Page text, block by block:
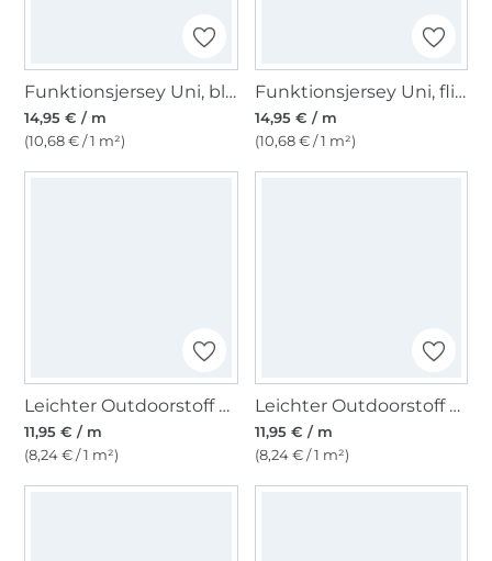
Funktionsjersey Uni, blaupetrol
14,95 € / m
(10,68 € / 1 m²)
Funktionsjersey Uni, flieder
14,95 € / m
(10,68 € / 1 m²)
Leichter Outdoorstoff Panama Uni, dunkelbeere
11,95 € / m
(8,24 € / 1 m²)
Leichter Outdoorstoff Panama Uni, marineblau
11,95 € / m
(8,24 € / 1 m²)